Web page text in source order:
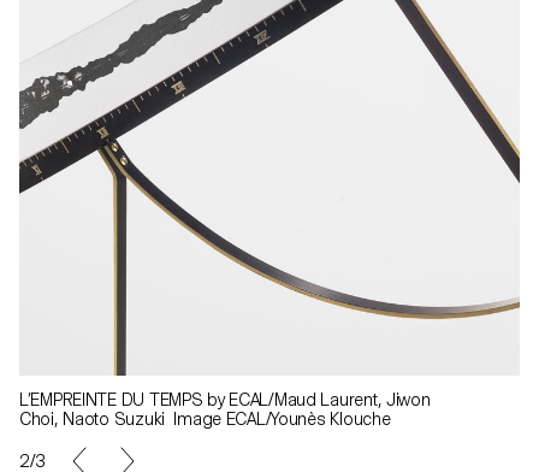
L’EMPREINTE DU TEMPS by ECAL/Maud Laurent, Jiwon
Choi, Naoto Suzuki Image ECAL/Younès Klouche
2/3